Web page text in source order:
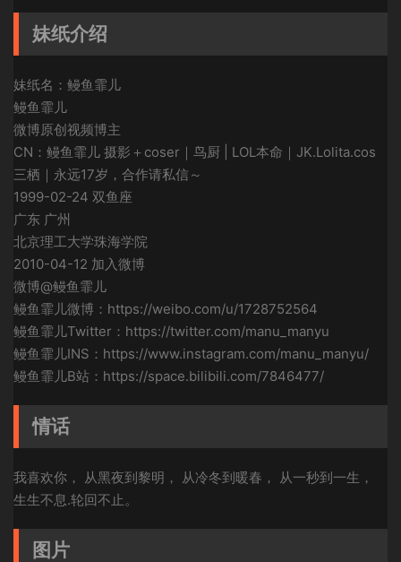
妹纸介绍
妹纸名：鳗鱼霏儿
鳗鱼霏儿
微博原创视频博主
CN：鳗鱼霏儿 摄影＋coser｜鸟厨 | LOL本命｜JK.Lolita.cos
三栖｜永远17岁，合作请私信～
1999-02-24 双鱼座
广东 广州
北京理工大学珠海学院
2010-04-12 加入微博
微博@鳗鱼霏儿
鳗鱼霏儿微博：https://weibo.com/u/1728752564
鳗鱼霏儿Twitter：https://twitter.com/manu_manyu
鳗鱼霏儿INS：https://www.instagram.com/manu_manyu/
鳗鱼霏儿B站：https://space.bilibili.com/7846477/
情话
我喜欢你， 从黑夜到黎明， 从冷冬到暖春， 从一秒到一生，
生生不息.轮回不止。
图片